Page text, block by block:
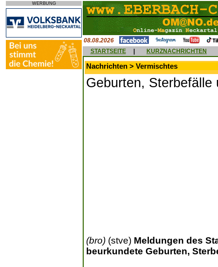
WERBUNG
08.08.2026
STARTSEITE
KURZNACHRICHTEN
Nachrichten > Vermischtes
Geburten,
(bro) (stve) Meldungen des
beurkundete Geburten,